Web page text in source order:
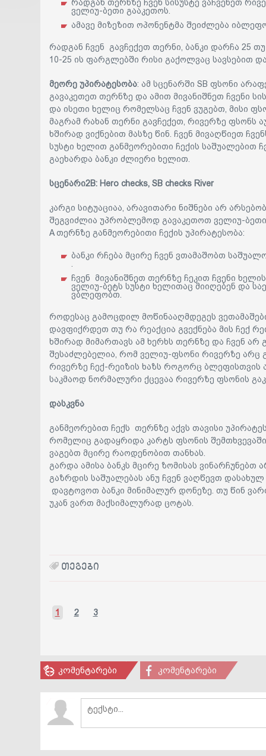
რადგან თერნზე ჩვენ სისუსტე ვაჩვენეთ
ველიუ-ბეთი გააკეთოს.
ამავე მიზეზით ოპონენტმა შეიძლება
რადგან ჩვენ გავჩექეთ თერნი, ბანკი დარჩა 25
10-25 ის ფარგლებში რისი გაქოლვაც სავსებით
მეორე უპირატესობა: ამ სცენარში SB ფსონი
გავაკეთეთ თერნზე და ამით მივანიშნეთ ჩვენი
და ისეთი ხელიც რომელსაც ჩვენ ვუგებთ, მისი
მაგრამ რახან თერნი გავჩექეთ, რივერზე ფსონს
ხშირად ვიქნებით მასზე წინ. ჩვენ მივაღწიეთ
სუსტი ხელით განმეორებითი ჩექის საშუალებით
გაეხარდა ბანკი ძლიერი ხელით.
სცენარი2B: Hero checks, SB checks River
კარგი სიტუაციაა, არავითარი ნიშნები არ
შეგვიძლია უპრობლემოდ გავაკეთოთ ველიუ-
A თერნზე განმეორებითი ჩექის უპირატესობა:
ბანკი რჩება მცირე ჩვენ ვთამაშობთ
ჩვენ მივანიშნეთ თერნზე ჩეკით ჩვენი
ველიუ-ბეტს სუსტი ხელითაც მიიღებენ და
ვბლეფობთ.
როდესაც გამოცდილ მოწინააღმდეგეს
დავფიქრდეთ თუ რა რეაქცია გვექნება მის ჩექ
ხშირად მიმართავს ამ ხერხს თერნზე და ჩვენ არ
შესაძლებელია, რომ ველიუ-ფსონი რივერზე არც
რივერზე ჩექ-რეიზის ხაზს როგორც ბლეფისთვის
საკმაოდ ნორმალური ქცევაა რივერზე ფსონის
დასკვნა
განმეორებით ჩექს თერნზე აქვს თავისი
რომელიც გადაყრიდა კარტს ფსონის
ვაგებთ მცირე რაოდენობით თანხას.
გარდა ამისა ბანკს მცირე ზომისას ვინარჩუნებთ
გაზრდის საშუალებას ანუ ჩვენ ვაღწევთ
დავტოვოთ ბანკი მინიმალურ დონეზე. თუ წინ
უკან ვართ მაქსიმალურად ცოტას.
ᲗᲔᲒᲔᲑᲘ
1 2 3
კომენტარები კომენტარები